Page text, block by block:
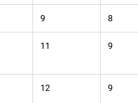
9 8
11 9
12 9